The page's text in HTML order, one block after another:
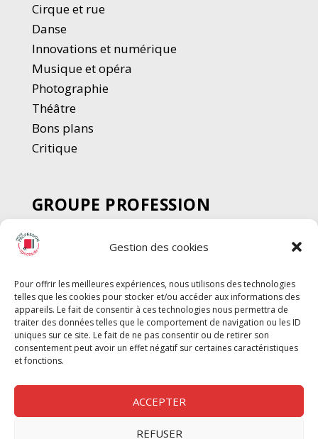
Gestion des cookies
Pour offrir les meilleures expériences, nous utilisons des technologies
telles que les cookies pour stocker et/ou accéder aux informations des
appareils. Le fait de consentir à ces technologies nous permettra de
traiter des données telles que le comportement de navigation ou les ID
uniques sur ce site. Le fait de ne pas consentir ou de retirer son
consentement peut avoir un effet négatif sur certaines caractéristiques
et fonctions.
ACCEPTER
REFUSER
Cirque et rue
Danse
Innovations et numérique
Musique et opéra
Photographie
Théâtre
Bons plans
Critique
GROUPE PROFESSION
SPECTACLE
Chèque Intermittents
Chèque Compta
Chèque Emploi Spectacle
G-Pods
Profession Audio-visuel